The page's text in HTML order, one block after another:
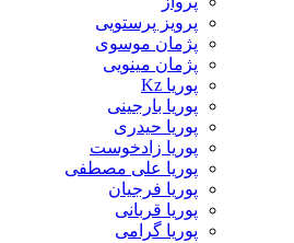
پرویز پرستویی
پژمان موسوی
پژمان مینویی
پوریا Kz
پوریا بارجینی
پوریا حیدری
پوریا زادخوست
پوریا علی مصطفی
پوریا فرجیان
پوریا قربانی
پوریا گرامی